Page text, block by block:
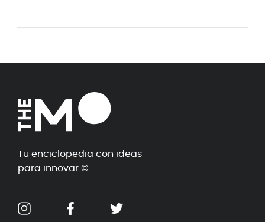
Tu enciclopedia con ideas
para innovar ©